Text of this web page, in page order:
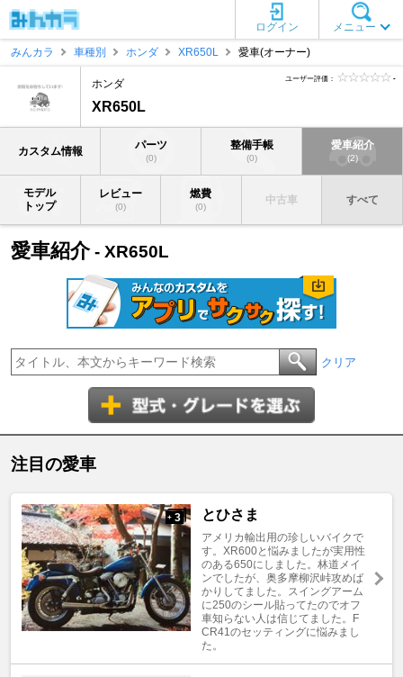
メニュー
ログイン
みんカラ
車種別 ホンダ XR650L 愛車(オーナー)
ホンダ
XR650L
ユーザー評価： -
カスタム情報 パーツ
(0)
整備手帳
(0)
愛車紹介
(2)
モデル
トップ
レビュー
(0)
燃費
(0)
中古車 すべて
愛車紹介- XR650L
クリア
注目の愛車
+ 3 とひさま
アメリカ輸出用の珍しいバイクで
す。XR600と悩みましたが実用性
のある650にしました。林道メイ
ンでしたが、奥多摩柳沢峠攻めば
かりしてました。スイングアーム
に250のシール貼ってたのでオフ
車知らない人は信じてました。F
CR41のセッティングに悩みまし
た。